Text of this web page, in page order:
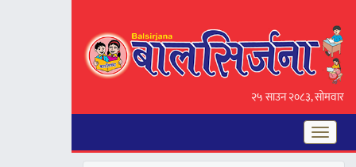
२५ साउन २०८३, सोमवार
Toggle